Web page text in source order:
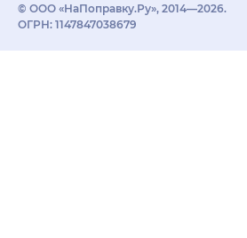
© ООО «НаПоправку.Ру», 2014—2026.
ОГРН: 1147847038679